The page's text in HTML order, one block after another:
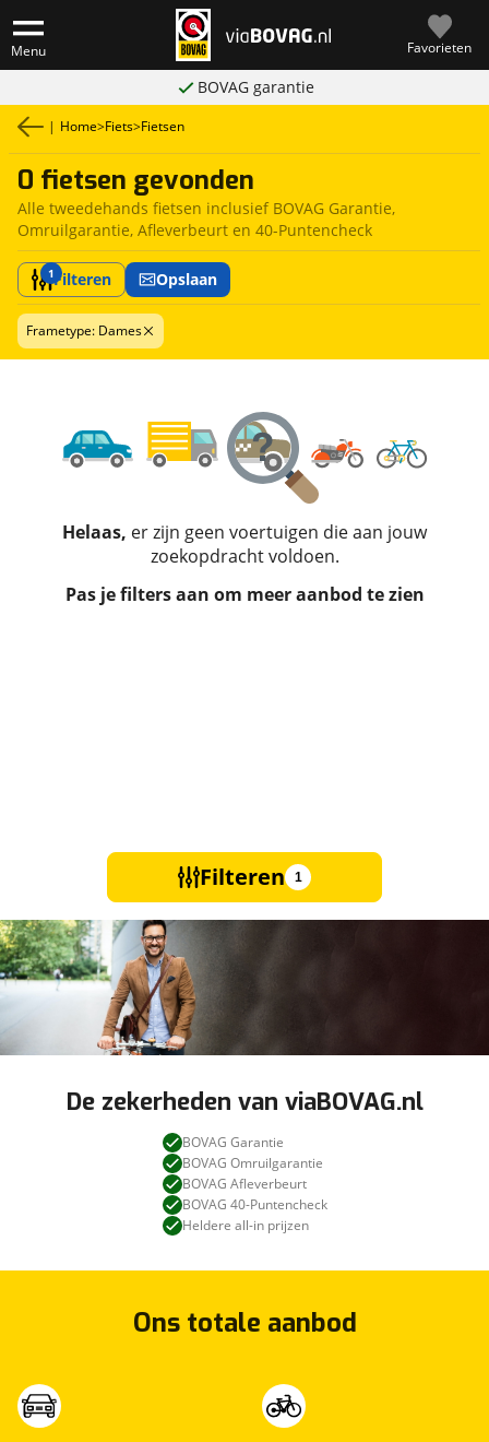
Menu Favorieten
BOVAG garantie
| Home>Fiets>Fietsen
0 fietsen gevonden
Alle tweedehands fietsen inclusief BOVAG Garantie,
Omruilgarantie, Afleverbeurt en 40-Puntencheck
1Filteren Opslaan
Frametype: Dames
Helaas, er zijn geen voertuigen die aan jouw
zoekopdracht voldoen.
Pas je filters aan om meer aanbod te zien
Filteren 1
De zekerheden van viaBOVAG.nl
BOVAG Garantie
BOVAG Omruilgarantie
BOVAG Afleverbeurt
BOVAG 40-Puntencheck
Heldere all-in prijzen
Ons totale aanbod